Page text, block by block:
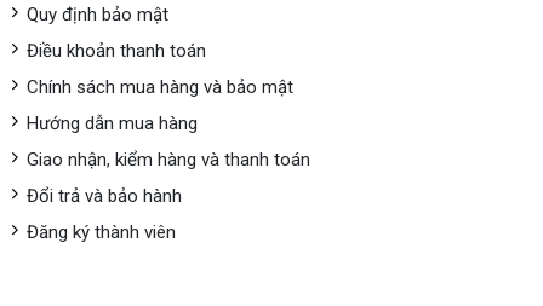
Quy định bảo mật
Điều khoản thanh toán
Chính sách mua hàng và bảo mật
Hướng dẫn mua hàng
Giao nhận, kiểm hàng và thanh toán
Đổi trả và bảo hành
Đăng ký thành viên